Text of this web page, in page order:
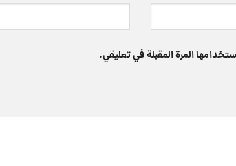
المرة المقبلة في تعليقي.